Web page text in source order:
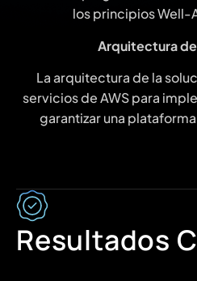
los principios Well-
Arquitectura
La arquitectura de la
servicios de AWS para
garantizar una
Resultados